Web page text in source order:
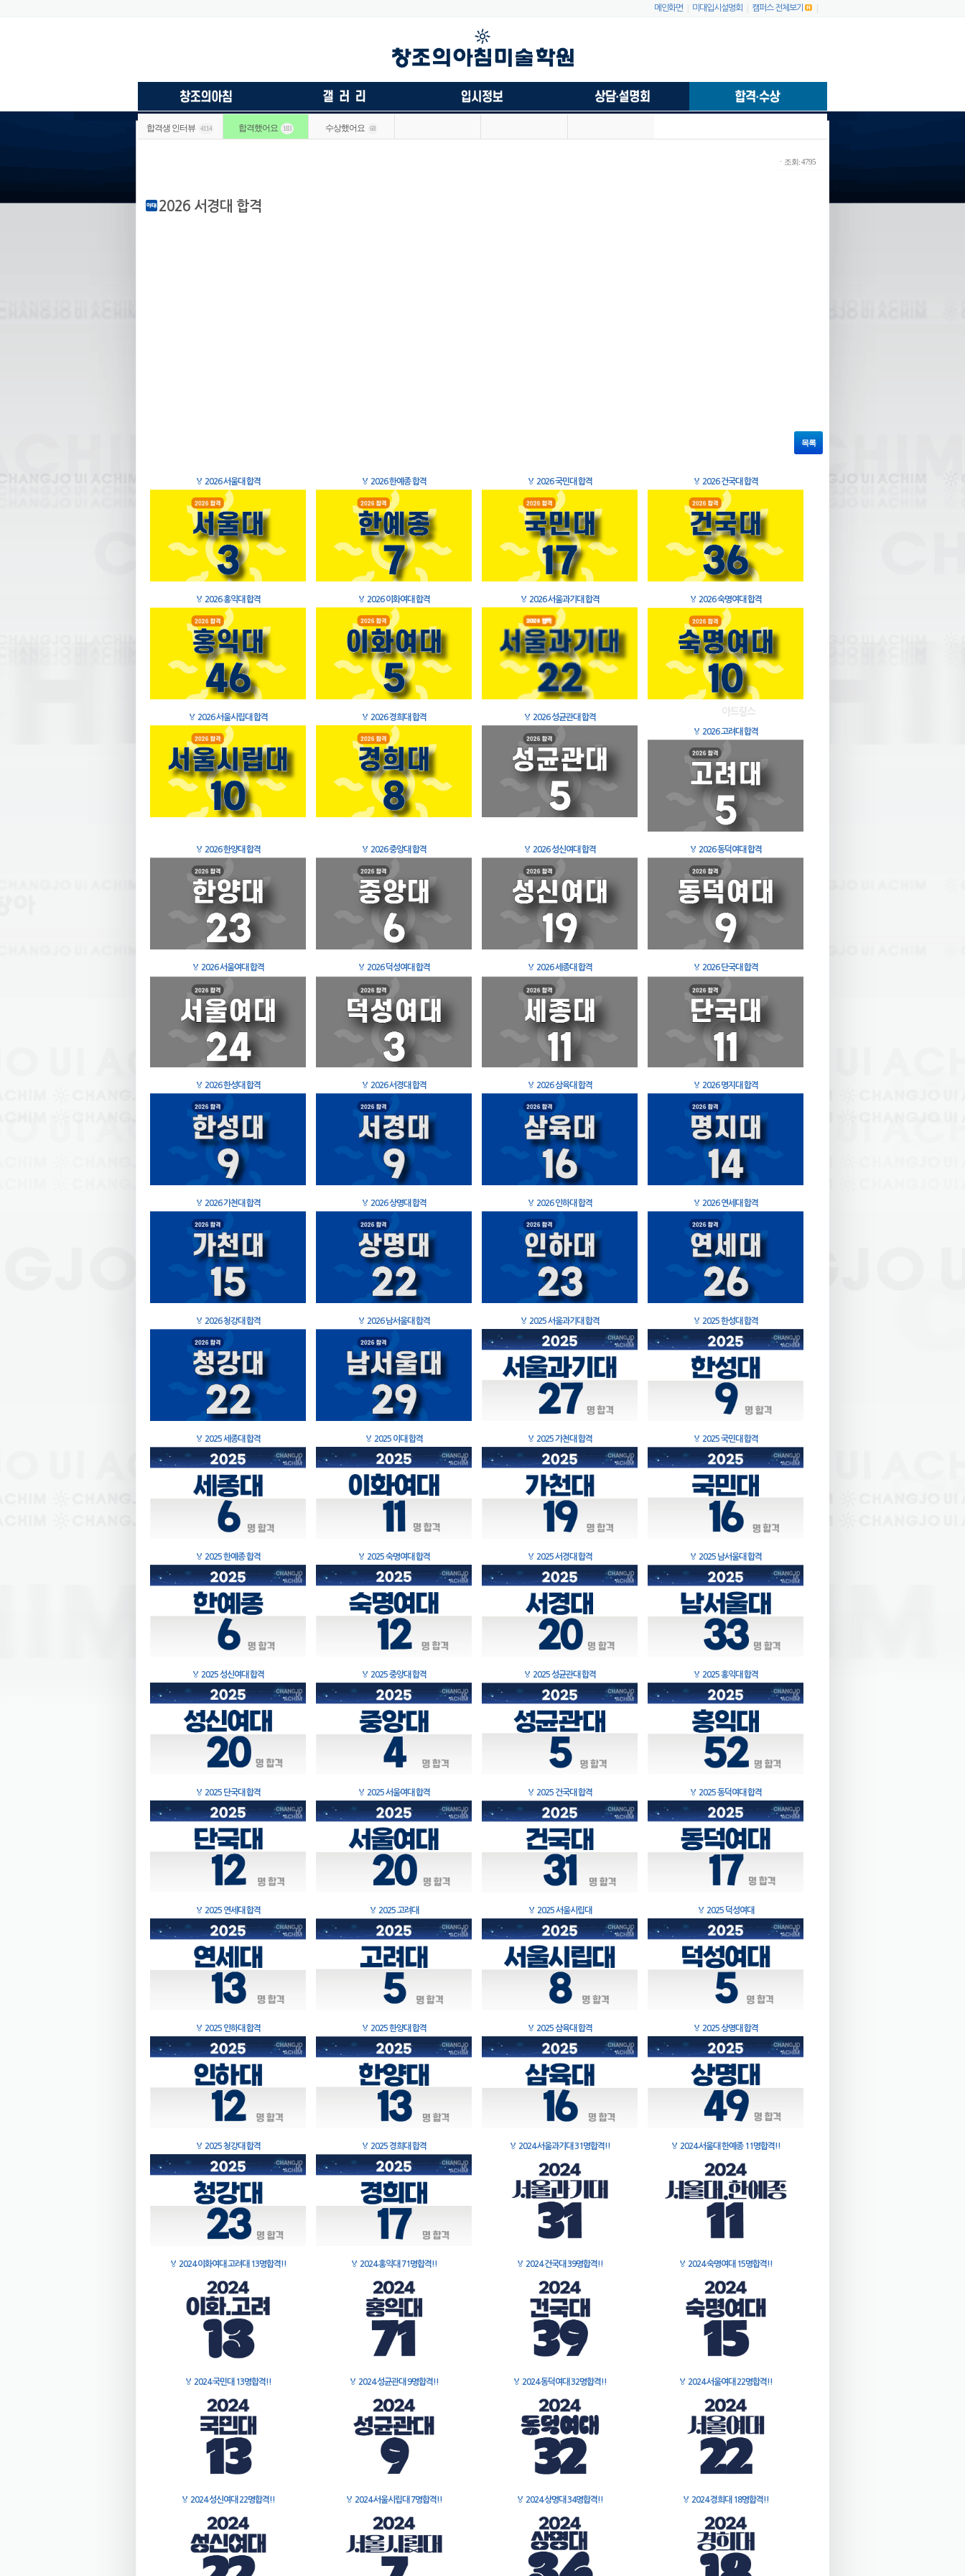
메인화면 미대입시설명회 캠퍼스 전체보기
합격생 인터뷰 4114 합격했어요 183 수상했어요 68
ㆍ조회: 4795
2026 서경대 합격
목록
🏅 2026 서울대 합격 🏅 2026 한예종 합격 🏅 2026 국민대 합격 🏅 2026 건국대 합격
🏅 2026 홍익대 합격 🏅 2026 이화여대 합격 🏅 2026 서울과기대 합격 🏅 2026 숙명여대 합격
🏅 2026 서울시립대 합격 🏅 2026 경희대 합격 🏅 2026 성균관대 합격
🏅 2026 고려대 합격
🏅 2026 한양대 합격 🏅 2026 중앙대 합격 🏅 2026 성신여대 합격 🏅 2026 동덕여대 합격
🏅 2026 서울여대 합격 🏅 2026 덕성여대 합격 🏅 2026 세종대 합격 🏅 2026 단국대 합격
🏅 2026 한성대 합격 🏅 2026 서경대 합격 🏅 2026 삼육대 합격 🏅 2026 명지대 합격
🏅 2026 가천대 합격 🏅 2026 상명대 합격 🏅 2026 인하대 합격 🏅 2026 연세대 합격
🏅 2026 청강대 합격 🏅 2026 남서울대 합격 🏅 2025 서울과기대 합격 🏅 2025 한성대 합격
🏅 2025 세종대 합격 🏅 2025 이대 합격 🏅 2025 가천대 합격 🏅 2025 국민대 합격
🏅 2025 한예종 합격 🏅 2025 숙명여대 합격 🏅 2025 서경대 합격 🏅 2025 남서울대 합격
🏅 2025 성신여대 합격 🏅 2025 중앙대 합격 🏅 2025 성균관대 합격 🏅 2025 홍익대 합격
🏅 2025 단국대 합격 🏅 2025 서울여대 합격 🏅 2025 건국대 합격 🏅 2025 동덕여대 합격
🏅 2025 연세대 합격 🏅 2025 고려대 🏅 2025 서울시립대 🏅 2025 덕성여대
🏅 2025 인하대 합격 🏅 2025 한양대 합격 🏅 2025 삼육대 합격 🏅 2025 상명대 합격
🏅 2025 청강대 합격 🏅 2025 경희대 합격 🏅 2024 서울과기대 31명합격!! 🏅 2024 서울대 한예종 11명합격!!
🏅 2024 이화여대 고려대 13명합격!! 🏅 2024 홍익대 71명합격!! 🏅 2024 건국대 39명합격!! 🏅 2024 숙명여대 15명합격!!
🏅 2024 국민대 13명합격!! 🏅 2024 성균관대 9명합격!! 🏅 2024 동덕여대 32명합격!! 🏅 2024 서울여대 22명합격!!
🏅 2024 성신여대 22명합격!! 🏅 2024 서울시립대 7명합격!! 🏅 2024 상명대 34명합격!! 🏅 2024 경희대 18명합격!!